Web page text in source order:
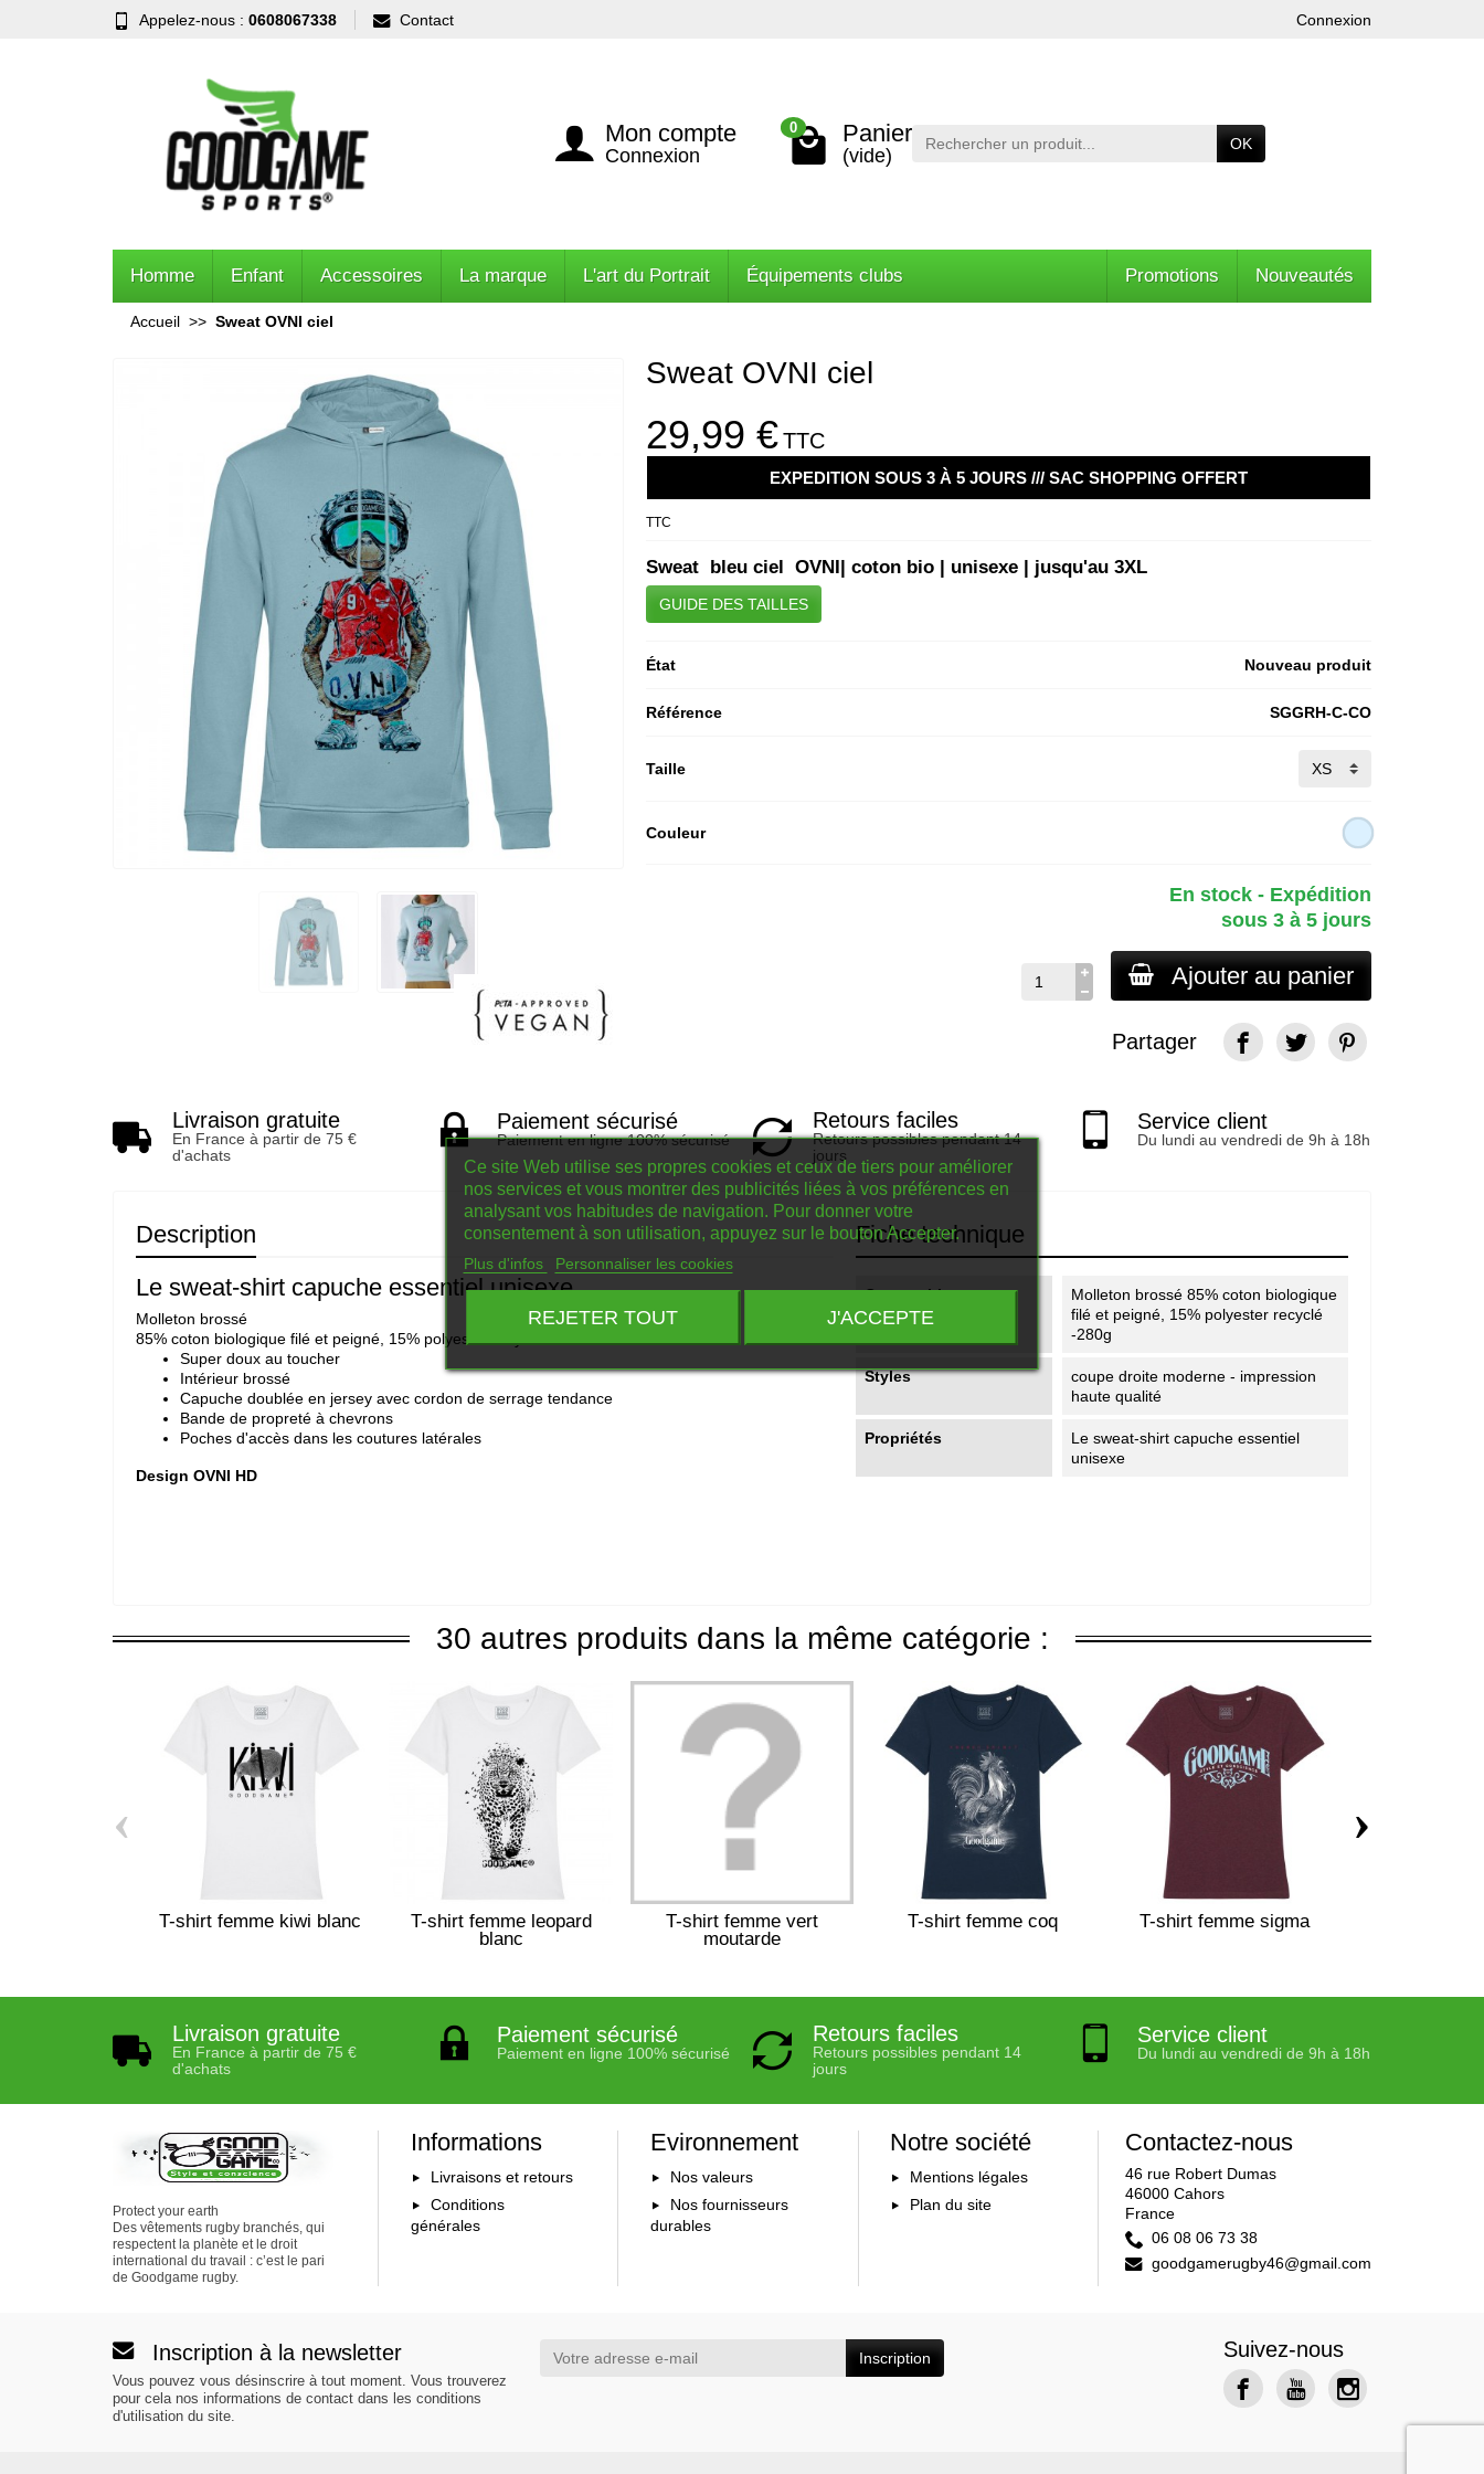
Appelez-nous : 0608067338 Contact Connexion
Mon compte
Connexion
0 Panier
(vide)
OK
Homme Enfant Accessoires La marque L'art du Portrait Équipements clubs Promotions Nouveautés
Accueil Sweat OVNI ciel
Sweat OVNI ciel
29,99 €TTC
EXPEDITION SOUS 3 À 5 JOURS /// SAC SHOPPING OFFERT
TTC
Sweat bleu ciel OVNI| coton bio | unisexe | jusqu'au 3XL
GUIDE DES TAILLES
État Nouveau produit
Référence SGGRH-C-CO
Taille
Couleur
En stock - Expédition
sous 3 à 5 jours
Ajouter au panier
Partager
Livraison gratuite
En France à partir de 75 €
d'achats
Paiement sécurisé
Paiement en ligne 100% sécurisé
Retours faciles
Retours possibles pendant 14
jours
Service client
Du lundi au vendredi de 9h à 18h
Description
Le sweat-shirt capuche essentiel unisexe
Molleton brossé
85% coton biologique filé et peigné, 15% polyester recyclé
Super doux au toucher
Intérieur brossé
Capuche doublée en jersey avec cordon de serrage tendance
Bande de propreté à chevrons
Poches d'accès dans les coutures latérales
Design OVNI HD
Fiche technique
Compositions
Molleton brossé 85% coton biologique
filé et peigné, 15% polyester recyclé
-280g
Styles
coupe droite moderne - impression
haute qualité
Propriétés
Le sweat-shirt capuche essentiel
unisexe
30 autres produits dans la même catégorie :
T-shirt femme kiwi blanc
T-shirt femme leopard
blanc
T-shirt femme vert
moutarde
T-shirt femme coq T-shirt femme sigma
‹ ›
Livraison gratuite
En France à partir de 75 €
d'achats
Paiement sécurisé
Paiement en ligne 100% sécurisé
Retours faciles
Retours possibles pendant 14
jours
Service client
Du lundi au vendredi de 9h à 18h
Protect your earth
Des vêtements rugby branchés, qui
respectent la planète et le droit
international du travail : c’est le pari
de Goodgame rugby.
Informations
Livraisons et retours
Conditions
générales
Evironnement
Nos valeurs
Nos fournisseurs
durables
Notre société
Mentions légales
Plan du site
Contactez-nous
46 rue Robert Dumas
46000 Cahors
France
06 08 06 73 38
goodgamerugby46@gmail.com
Ce site Web utilise ses propres cookies et ceux de tiers pour améliorer
nos services et vous montrer des publicités liées à vos préférences en
analysant vos habitudes de navigation. Pour donner votre
consentement à son utilisation, appuyez sur le bouton Accepter.
Plus d'infos Personnaliser les cookies
REJETER TOUT J'ACCEPTE
Inscription à la newsletter
Vous pouvez vous désinscrire à tout moment. Vous trouverez
pour cela nos informations de contact dans les conditions
d'utilisation du site.
Inscription Suivez-nous